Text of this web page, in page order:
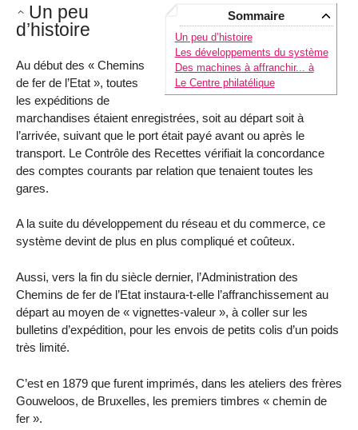
Sommaire
Un peu d’histoire
Les développements du système
Des machines à affranchir... à
Le Centre philatélique
Un peu
d’histoire
Au début des « Chemins
de fer de l’Etat », toutes
les expéditions de
marchandises étaient enregistrées, soit au départ soit à
l’arrivée, suivant que le port était payé avant ou après le
transport. Le Contrôle des Recettes vérifiait la concordance
des comptes courants par relation que tenaient toutes les
gares.
A la suite du développement du réseau et du commerce, ce
système devint de plus en plus compliqué et coûteux.
Aussi, vers la fin du siècle dernier, l’Administration des
Chemins de fer de l’Etat instaura-t-elle l’affranchissement au
départ au moyen de « vignettes-valeur », à coller sur les
bulletins d’expédition, pour les envois de petits colis d’un poids
très limité.
C’est en 1879 que furent imprimés, dans les ateliers des frères
Gouweloos, de Bruxelles, les premiers timbres « chemin de
fer ».